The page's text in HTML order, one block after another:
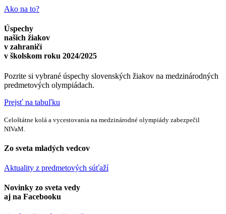
Ako na to?
Úspechy
našich žiakov
v zahraničí
v školskom roku 2024/2025
Pozrite si vybrané úspechy slovenských žiakov na medzinárodných
predmetových olympiádach.
Prejsť na tabuľku
Celoštátne kolá a vycestovania na medzinárodné olympiády zabezpečil
NIVaM.
Zo sveta mladých vedcov
Aktuality z predmetových súťaží
Novinky zo sveta vedy
aj na Facebooku